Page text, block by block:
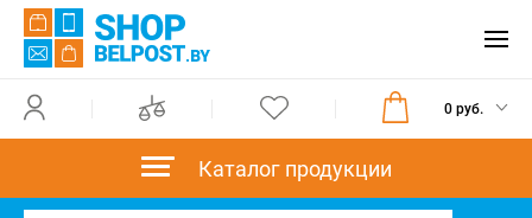
0 руб.
Каталог продукции